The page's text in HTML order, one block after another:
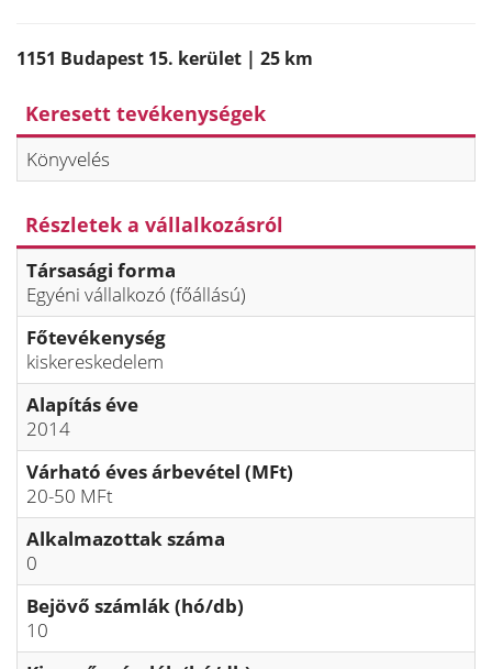
1151 Budapest 15. kerület | 25 km
Keresett tevékenységek
Könyvelés
Részletek a vállalkozásról
Társasági forma
Egyéni vállalkozó (főállású)
Főtevékenység
kiskereskedelem
Alapítás éve
2014
Várható éves árbevétel (MFt)
20-50 MFt
Alkalmazottak száma
0
Bejövő számlák (hó/db)
10